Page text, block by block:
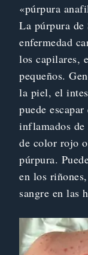
«púrpura
La púrpura de
enfermedad
los capilares,
pequeños.
la piel, el
puede
inflamados
de color rojo
púrpura.
en los
sangre en las